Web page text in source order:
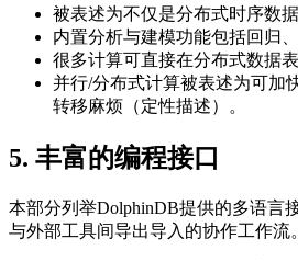
被表述为不仅是分布式时序数
内置分析与建模功能包括回归
很多计算可直接在分布式数据表
并行/分布式计算被表述为可加
转移麻烦（定性描述）。
5. 丰富的编程接口
本部分列举DolphinDB提供的多语言
与外部工具间导出导入的协作工作流。